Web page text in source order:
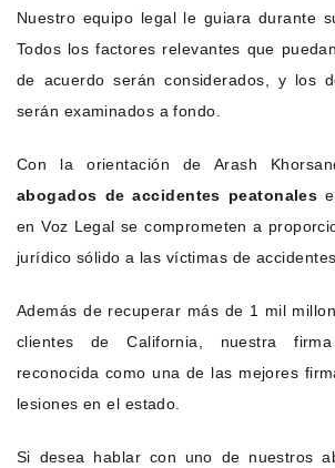
Nuestro equipo legal le guiara durante
Todos los factores relevantes que
de acuerdo serán considerados, y los
serán examinados a fondo.
Con la orientación de Arash
abogados de accidentes peatonales
en Voz Legal se comprometen a
jurídico sólido a las víctimas de
Además de recuperar más de 1 mil
clientes de California, nuestra
reconocida como una de las mejores
lesiones en el estado.
Si desea hablar con uno de nuestros